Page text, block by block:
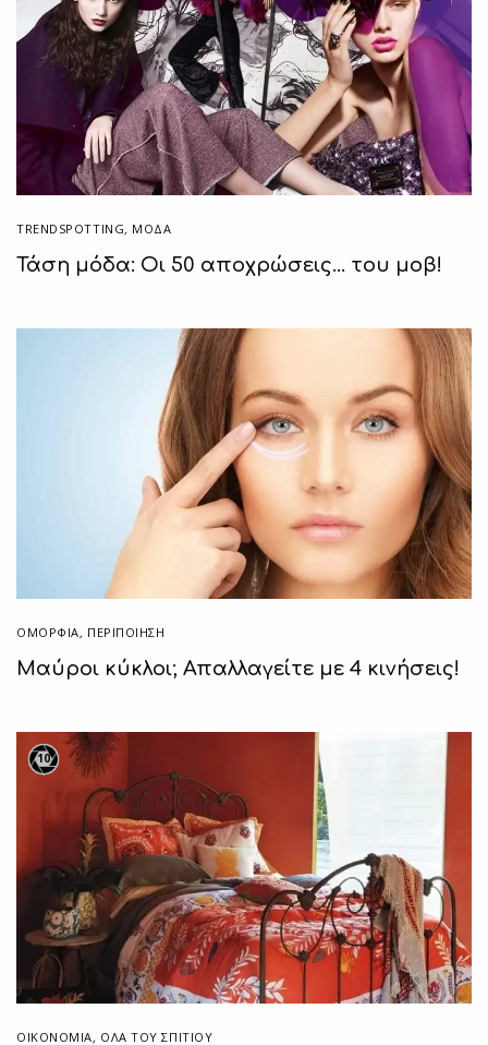
TRENDSPOTTING, ΜΟΔΑ
Τάση μόδα: Οι 50 αποχρώσεις… του μοβ!
ΟΜΟΡΦΙΑ, ΠΕΡΙΠΟΊΗΣΗ
Μαύροι κύκλοι; Απαλλαγείτε με 4 κινήσεις!
10
ΟΙΚΟΝΟΜΙΑ, ΌΛΑ ΤΟΥ ΣΠΙΤΙΟΥ